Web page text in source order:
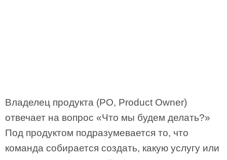
Владелец продукта (PO, Product Owner)
отвечает на вопрос «Что мы будем делать?»
Под продуктом подразумевается то, что
команда собирается создать, какую услугу или